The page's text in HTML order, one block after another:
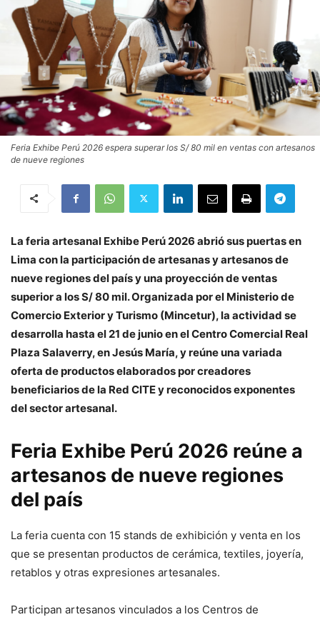
Feria Exhibe Perú 2026 espera superar los S/ 80 mil en ventas con artesanos
de nueve regiones
La feria artesanal Exhibe Perú 2026 abrió sus puertas en
Lima con la participación de artesanas y artesanos de
nueve regiones del país y una proyección de ventas
superior a los S/ 80 mil. Organizada por el Ministerio de
Comercio Exterior y Turismo (Mincetur), la actividad se
desarrolla hasta el 21 de junio en el Centro Comercial Real
Plaza Salaverry, en Jesús María, y reúne una variada
oferta de productos elaborados por creadores
beneficiarios de la Red CITE y reconocidos exponentes
del sector artesanal.
Feria Exhibe Perú 2026 reúne a
artesanos de nueve regiones
del país
La feria cuenta con 15 stands de exhibición y venta en los
que se presentan productos de cerámica, textiles, joyería,
retablos y otras expresiones artesanales.
Participan artesanos vinculados a los Centros de